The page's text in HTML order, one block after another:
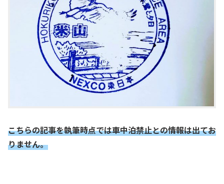
こちらの記事を執筆時点では車中泊禁止との情報は出てお
りません。